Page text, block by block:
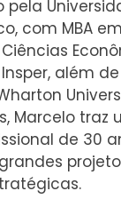
com MBA
além
Marcelo traz
de 30